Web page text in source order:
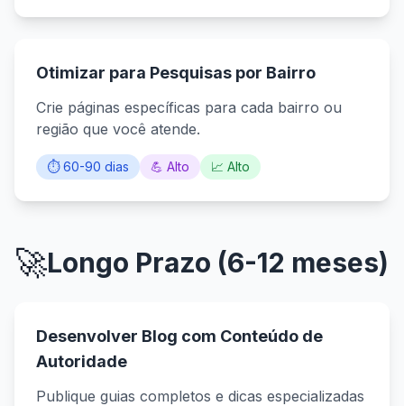
Otimizar para Pesquisas por Bairro
Crie páginas específicas para cada bairro ou
região que você atende.
⏱️ 60-90 dias 💪 Alto 📈 Alto
🚀Longo Prazo (6-12 meses)
Desenvolver Blog com Conteúdo de
Autoridade
Publique guias completos e dicas especializadas